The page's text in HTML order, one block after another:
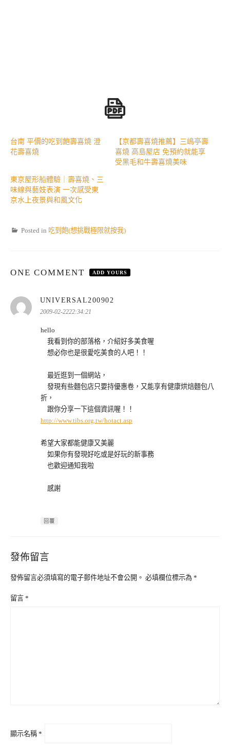
台南 平價的吃到飽壽喜燒 澄
花壽喜燒
【京都壽喜燒推薦】三嶋亭壽
喜燒 高島屋店 免預約就能享
受黑毛和牛壽喜燒美味
東京屋形船體驗｜壽喜燒、三
味線與藝妓表演 一次感受東
京水上夜景與和風文化
Posted in 吃到飽(想挑戰極限就按我)
ONE COMMENT ADD YOURS
UNIVERSAL200902
2009-02-2222:34:21
hello
我看到你的部落格，介紹好多美食喔
想必你也是很愛吃美食的人吧！！
最近逛到一個網站，
發現有些麵包店只要持優惠卷，又能享有健康烘焙麵包八
折，
跟你分享一下這個資訊喔！！
http://www.tibs.org.tw/hotact.asp
希望大家都能健康又美麗
如果你有發現好吃或是好玩的新事務
也歡迎通知我啦
感謝
回覆
發佈留言
發佈留言必須填寫的電子郵件地址不會公開。 必填欄位標示為 *
留言 *
顯示名稱 *